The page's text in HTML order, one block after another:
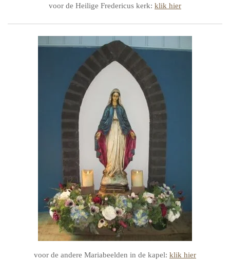
voor de Heilige Fredericus kerk: klik hier
voor de andere Mariabeelden in de kapel: klik hier